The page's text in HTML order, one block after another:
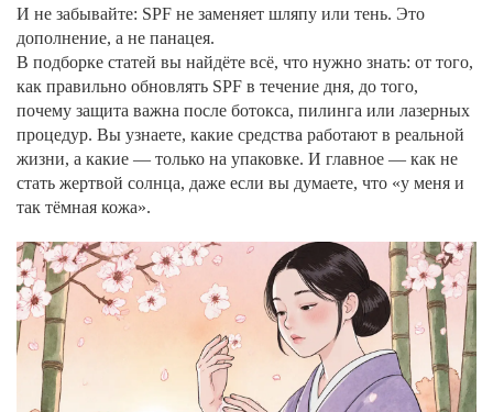
И не забывайте: SPF не заменяет шляпу или тень. Это
дополнение, а не панацея.
В подборке статей вы найдёте всё, что нужно знать: от того,
как правильно обновлять SPF в течение дня, до того,
почему защита важна после ботокса, пилинга или лазерных
процедур. Вы узнаете, какие средства работают в реальной
жизни, а какие — только на упаковке. И главное — как не
стать жертвой солнца, даже если вы думаете, что «у меня и
так тёмная кожа».